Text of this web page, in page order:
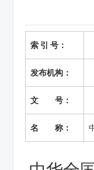
索 引 号：
发布机构：
文 号：
名 称：